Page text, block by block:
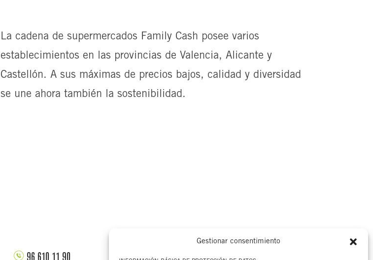
Gestionar consentimiento
La cadena de supermercados Family Cash posee varios
establecimientos en las provincias de Valencia, Alicante y
Castellón. A sus máximas de precios bajos, calidad y diversidad
se une ahora también la sostenibilidad.
96 610 11 90 Aviso legal